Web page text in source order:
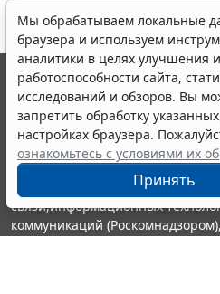
Мы обрабатываем локальные
браузера и используем
аналитики в целях улучшения
работоспособности сайта,
исследований и обзоров. Вы
запретить обработку
настройках браузера.
ознакомьтесь с условиями их
Принять
© ООО "НПП "ГАРАНТ-СЕРВИС",
выпускается с 1990 года.
являются участниками
информации ГАРАНТ.
Портал ГАРАНТ.РУ
издания Федеральной службой
связи,информационных
коммуникаций